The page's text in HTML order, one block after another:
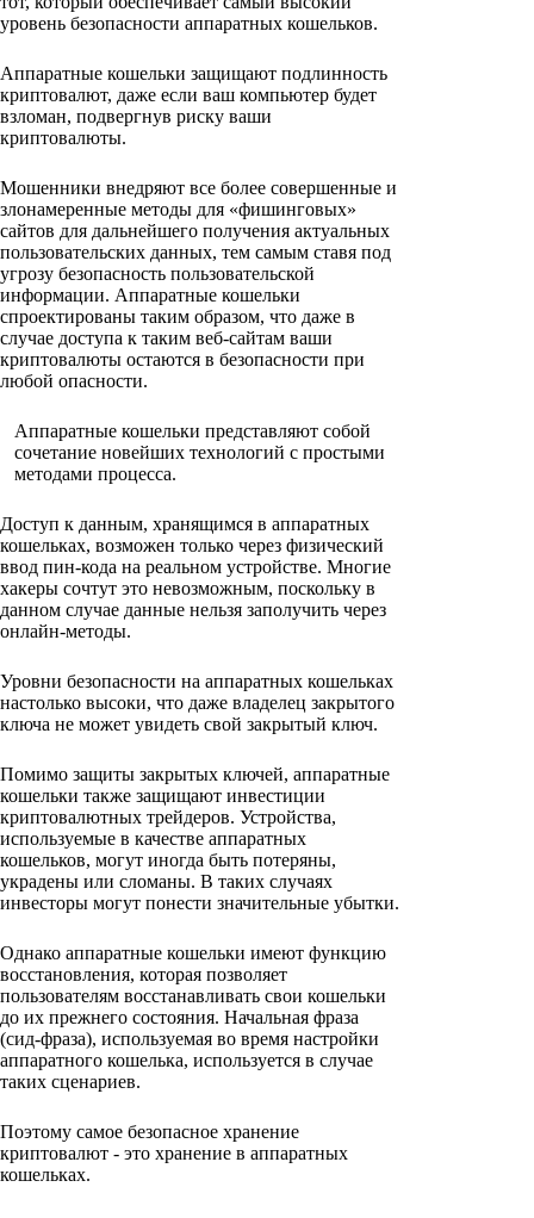
уровень безопасности аппаратных кошельков.
Аппаратные кошельки защищают подлинность
криптовалют, даже если ваш компьютер будет
взломан, подвергнув риску ваши
криптовалюты.
Мошенники внедряют все более совершенные и
злонамеренные методы для «фишинговых»
сайтов для дальнейшего получения актуальных
пользовательских данных, тем самым ставя под
угрозу безопасность пользовательской
информации. Аппаратные кошельки
спроектированы таким образом, что даже в
случае доступа к таким веб-сайтам ваши
криптовалюты остаются в безопасности при
любой опасности.
Аппаратные кошельки представляют собой
сочетание новейших технологий с простыми
методами процесса.
Доступ к данным, хранящимся в аппаратных
кошельках, возможен только через физический
ввод пин-кода на реальном устройстве. Многие
хакеры сочтут это невозможным, поскольку в
данном случае данные нельзя заполучить через
онлайн-методы.
Уровни безопасности на аппаратных кошельках
настолько высоки, что даже владелец закрытого
ключа не может увидеть свой закрытый ключ.
Помимо защиты закрытых ключей, аппаратные
кошельки также защищают инвестиции
криптовалютных трейдеров. Устройства,
используемые в качестве аппаратных
кошельков, могут иногда быть потеряны,
украдены или сломаны. В таких случаях
инвесторы могут понести значительные убытки.
Однако аппаратные кошельки имеют функцию
восстановления, которая позволяет
пользователям восстанавливать свои кошельки
до их прежнего состояния. Начальная фраза
(сид-фраза), используемая во время настройки
аппаратного кошелька, используется в случае
таких сценариев.
Поэтому самое безопасное хранение
криптовалют - это хранение в аппаратных
кошельках.